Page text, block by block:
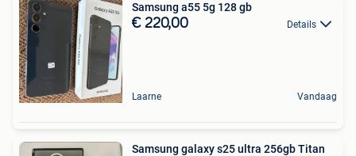
Samsung a55 5g 128 gb
€ 220,00 Details
Laarne Vandaag
Samsung galaxy s25 ultra 256gb Titan